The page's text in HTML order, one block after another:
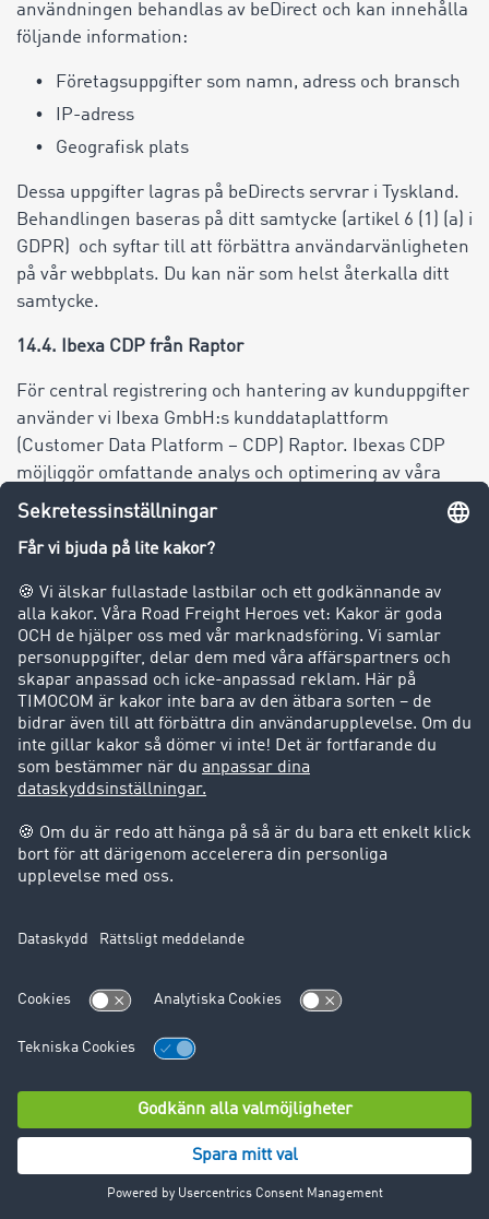
användningen behandlas av beDirect och kan innehålla
följande information:
Företagsuppgifter som namn, adress och bransch
IP-adress
Geografisk plats
Dessa uppgifter lagras på beDirects servrar i Tyskland.
Behandlingen baseras på ditt samtycke (artikel 6 (1) (a) i
GDPR) och syftar till att förbättra användarvänligheten
på vår webbplats. Du kan när som helst återkalla ditt
samtycke.
14.4. Ibexa CDP från Raptor
För central registrering och hantering av kunduppgifter
använder vi Ibexa GmbH:s kunddataplattform
(Customer Data Platform – CDP) Raptor. Ibexas CDP
möjliggör omfattande analys och optimering av våra
marknadsföringsstrategier och de tjänster vi erbjuder
Kontaktuppgifter (t.ex. namn, e-postadress,
telefonnummer)
Företagsuppgifter (t.ex. företagets namn, adresser)
Användningsinformation (t.ex interaktioner på
webbplatsen, användningsmönster)
Eventuella samtycken och preferenser
rättsliga grund:
Fullgörande av avtal och förfrågningar innan ett
Berättigade intressen för affärsutveckling och
GDPR)
Samtycke från berörda personer (artikel 6 (1) (a) i
Uppgifterna lagras på ett säkert sätt på servrar som
tillhandahålls av Raptor A/S, operatören av CDP, och
dess partner. Raptor A/S använder Microsoft som
underleverantör för värdtjänsten. Regelbundna